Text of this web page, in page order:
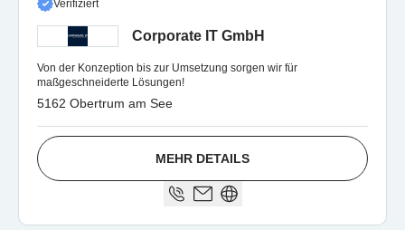
Verifiziert
Corporate IT GmbH
Von der Konzeption bis zur Umsetzung sorgen wir für
maßgeschneiderte Lösungen!
5162 Obertrum am See
MEHR DETAILS